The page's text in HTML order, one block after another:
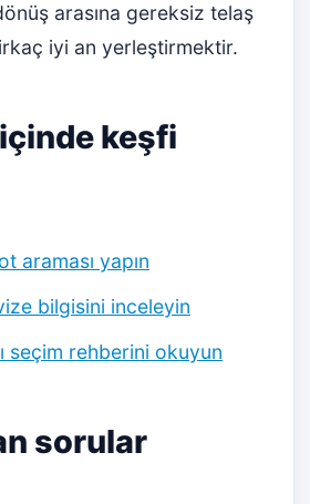
arasına gereksiz telaş
iyi an yerleştirmektir.
keşfi
araması yapın
bilgisini inceleyin
seçim rehberini okuyun
sorular